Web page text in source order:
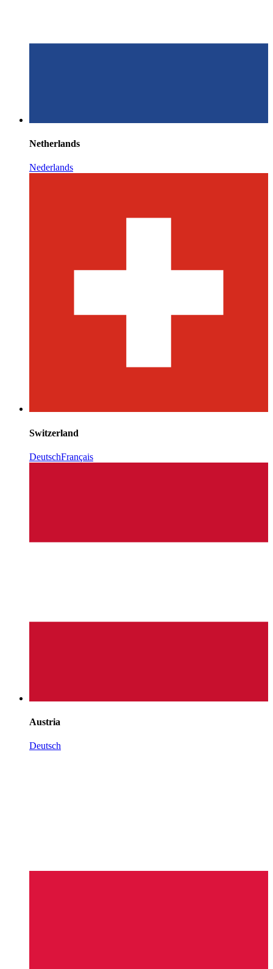
Netherlands
Nederlands
Switzerland
DeutschFrançais
Austria
Deutsch